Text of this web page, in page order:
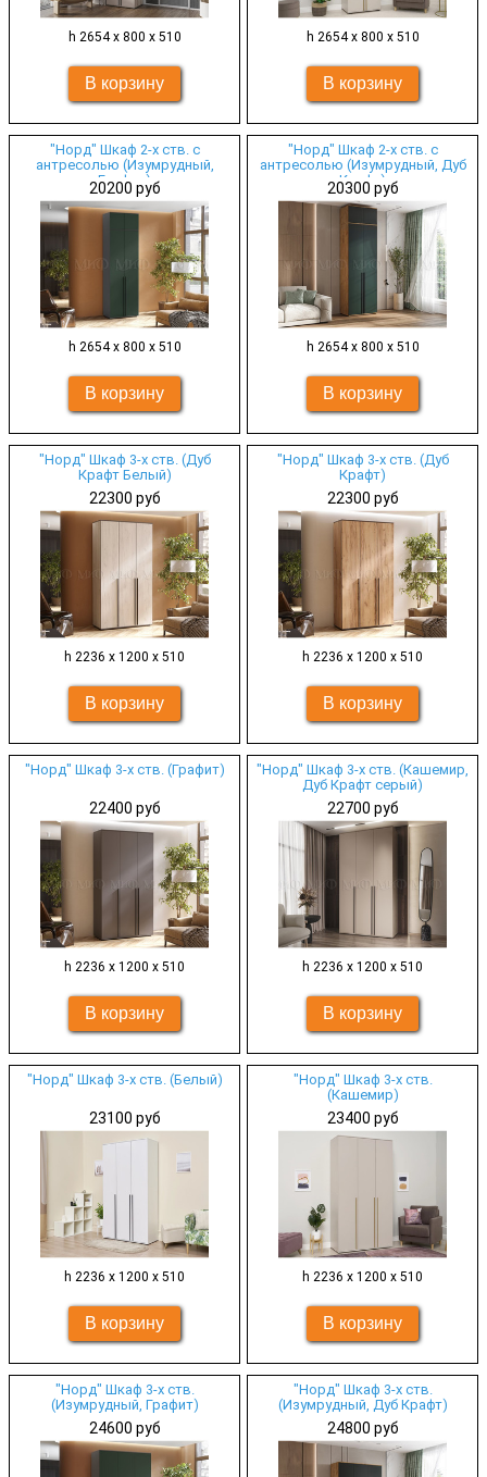
h 2654 х 800 х 510 h 2654 х 800 х 510
"Норд" Шкаф 2-х ств. с
антресолью (Изумрудный,
Графит)
20200 руб
h 2654 х 800 х 510
"Норд" Шкаф 2-х ств. с
антресолью (Изумрудный, Дуб
Крафт)
20300 руб
h 2654 х 800 х 510
"Норд" Шкаф 3-х ств. (Дуб
Крафт Белый)
22300 руб
h 2236 х 1200 х 510
"Норд" Шкаф 3-х ств. (Дуб
Крафт)
22300 руб
h 2236 х 1200 х 510
"Норд" Шкаф 3-х ств. (Графит)
22400 руб
h 2236 х 1200 х 510
"Норд" Шкаф 3-х ств. (Кашемир,
Дуб Крафт серый)
22700 руб
h 2236 х 1200 х 510
"Норд" Шкаф 3-х ств. (Белый)
23100 руб
h 2236 х 1200 х 510
"Норд" Шкаф 3-х ств.
(Кашемир)
23400 руб
h 2236 х 1200 х 510
"Норд" Шкаф 3-х ств.
(Изумрудный, Графит)
24600 руб
"Норд" Шкаф 3-х ств.
(Изумрудный, Дуб Крафт)
24800 руб